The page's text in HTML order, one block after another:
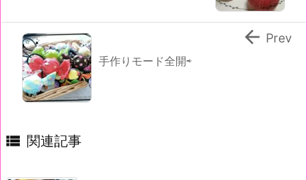
手作りモード全開⇨
 Prev
 関連記事